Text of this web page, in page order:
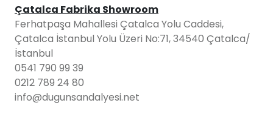
Çatalca Fabrika Showroom
Ferhatpaşa Mahallesi Çatalca Yolu Caddesi,
Çatalca İstanbul Yolu Üzeri No:71, 34540 Çatalca/
İstanbul
0541 790 99 39
0212 789 24 80
info@dugunsandalyesi.net